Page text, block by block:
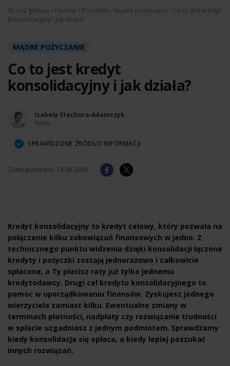
Strona główna / Finanse / Poradniki / Mądre pożyczanie / Co to jest kredyt
konsolidacyjny i jak działa?
MĄDRE POŻYCZANIE
Co to jest kredyt
konsolidacyjny i jak działa?
Izabela Stachura-Adamczyk
Autor
SPRAWDZONE ŹRÓDŁO INFORMACJI
Zaktualizowano: 18.06.2026
Kredyt konsolidacyjny to kredyt celowy, który pozwala na
połączenie kilku zobowiązań finansowych w jedno. Z
technicznego punktu widzenia dzięki konsolidacji łączone
kredyty i pożyczki zostają jednorazowo i całkowicie
spłacone, a Ty płacisz raty już tylko jednemu
kredytodawcy. Drugi cel kredytu konsolidacyjnego to
pomoc w uporządkowaniu finansów. Zyskujesz jednego
wierzyciela zamiast kilku. Ewentualne zmiany w
terminach płatności, nadpłaty czy rozwiązanie trudności
w spłacie uzgadniasz z jednym podmiotem. Sprawdzamy
kiedy konsolidacja się opłaca, a kiedy lepiej poszukać
innych rozwiązań.